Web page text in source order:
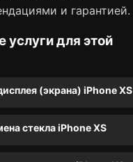
и гарантией.
услуги для этой
(экрана) iPhone XS
стекла iPhone XS